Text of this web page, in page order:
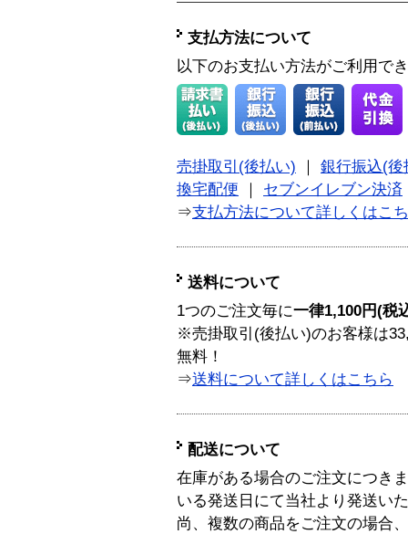
支払方法について
以下のお支払い方法がご利用で
売掛取引(後払い)
銀行振込(後
換宅配便
セブンイレブン決済
⇒支払方法について詳しくはこ
送料について
1つのご注文毎に一律1,100円(税
※売掛取引(後払い)のお客様は
無料！
⇒送料について詳しくはこちら
配送について
在庫がある場合のご注文につき
いる発送日にて当社より発送い
尚、複数の商品をご注文の場合